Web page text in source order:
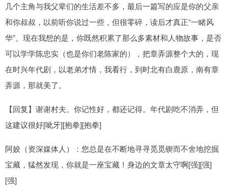
几个主角与我父辈们的生活差不多，最后一篇写的应是你的父亲
和你叔叔，以前听你说过一些，但很零碎，读后才真正“一睹风
华”。现在我想的是，你既然积累了那么多素材和人物故事，是否
可以学学陈忠实（也是你们老陈家的），把章弄源整个大的，现
在时兴年代剧，以老弟才情，我看行，到时北有白鹿原，南有章
弄源，那就美了。
【回复】谢谢村夫。你记性好，都还记得。年代剧吃不消弄，但
这建议很好[呲牙][抱拳][抱拳]
阿姣（资深媒体人）：您总是在不断地寻寻觅觅锲而不舍地挖掘
宝藏，猛然发现，你就是一座宝藏！身边的文章太守啊[强][强]
[强]